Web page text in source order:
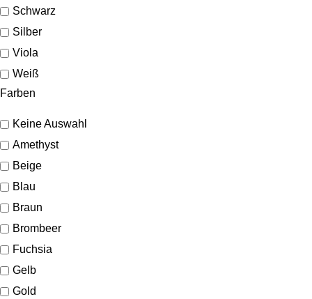
Schwarz
Silber
Viola
Weiß
Farben
Keine Auswahl
Amethyst
Beige
Blau
Braun
Brombeer
Fuchsia
Gelb
Gold